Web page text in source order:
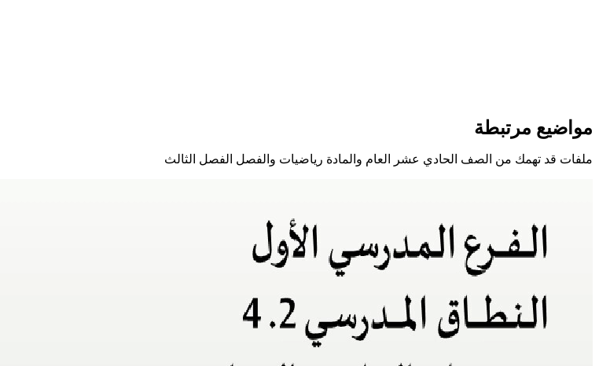
مواضيع مرتبطة
ملفات قد تهمك من الصف الحادي عشر العام والمادة رياضيات والفصل الفصل الثالث